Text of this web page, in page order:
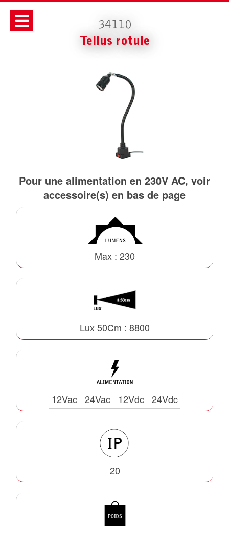
34110
Tellus rotule
Pour une alimentation en 230V AC, voir
accessoire(s) en bas de page
Max : 230
Lux 50Cm : 8800
12Vac 24Vac 12Vdc 24Vdc
20